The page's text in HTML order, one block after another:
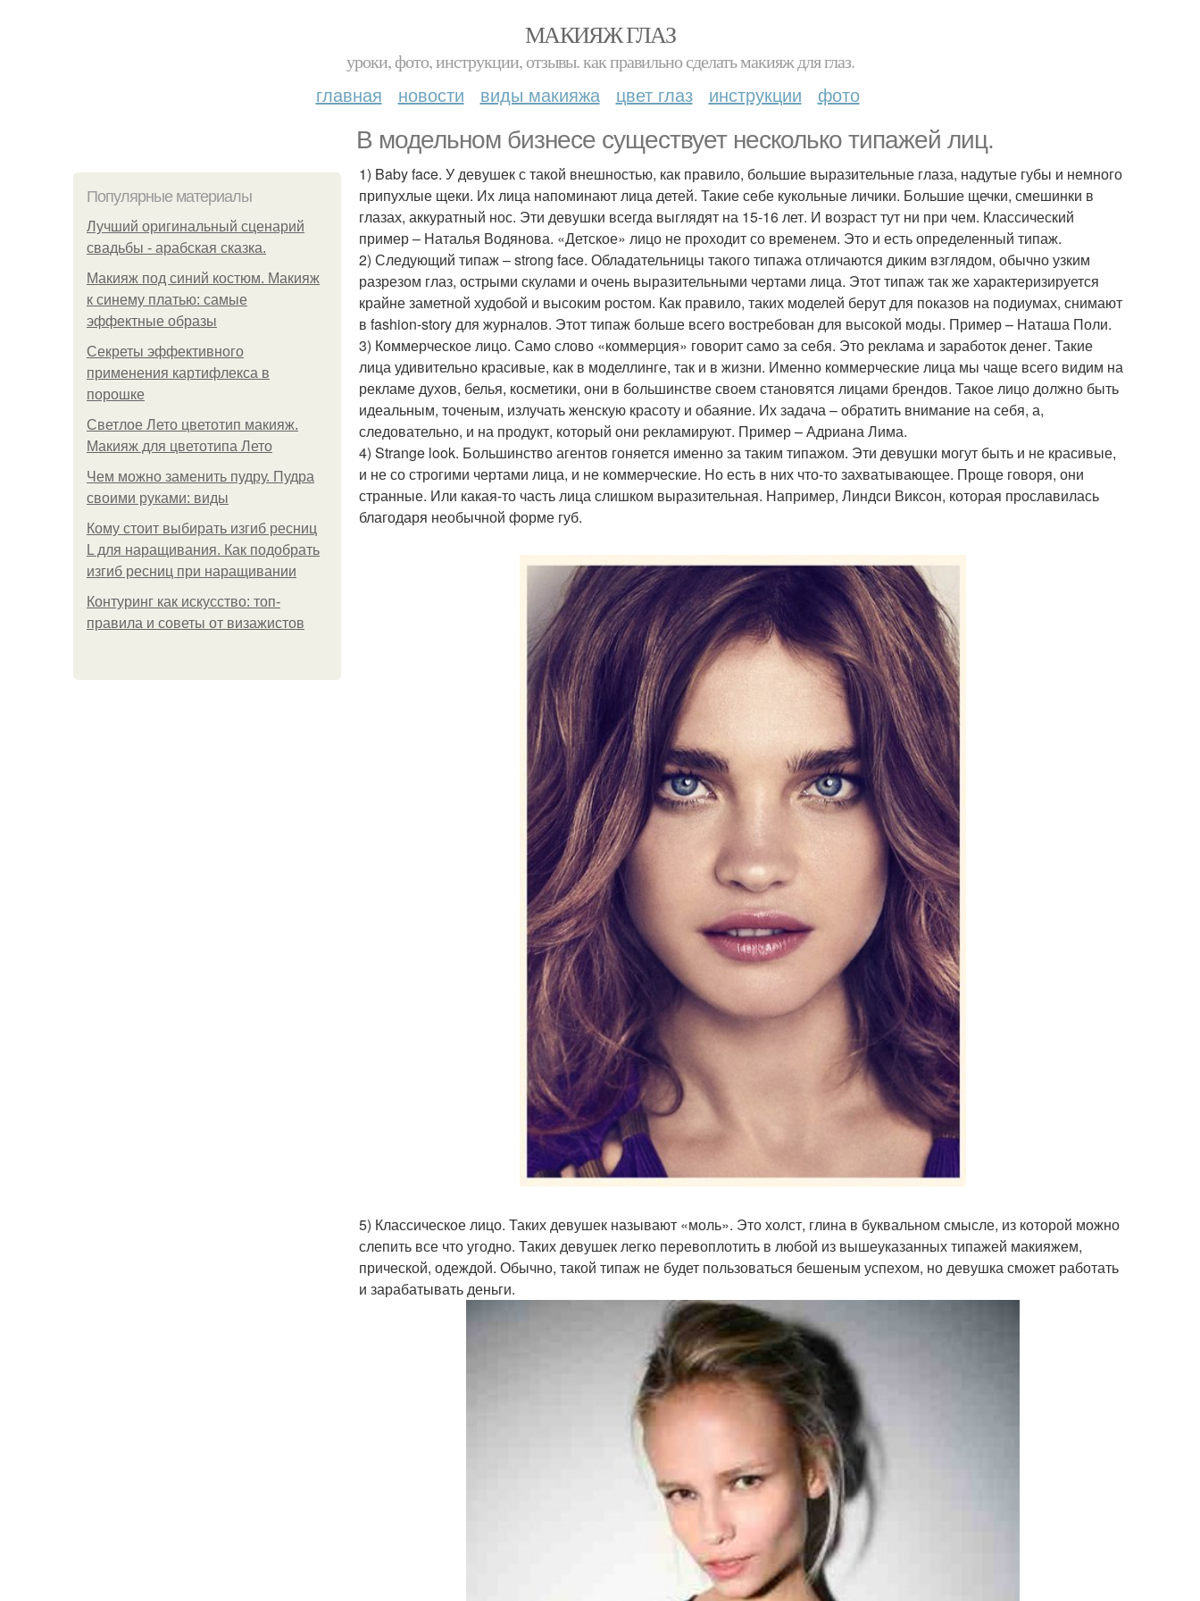
МАКИЯЖ ГЛАЗ
уроки, фото, инструкции, отзывы. как правильно сделать макияж для глаз.
главная новости виды макияжа цвет глаз инструкции фото
В модельном бизнесе существует несколько типажей лиц.
Популярные материалы
Лучший оригинальный сценарий
свадьбы - арабская сказка.
Макияж под синий костюм. Макияж
к синему платью: самые
эффектные образы
Секреты эффективного
применения картифлекса в
порошке
Светлое Лето цветотип макияж.
Макияж для цветотипа Лето
Чем можно заменить пудру. Пудра
своими руками: виды
Кому стоит выбирать изгиб ресниц
L для наращивания. Как подобрать
изгиб ресниц при наращивании
Контуринг как искусство: топ-
правила и советы от визажистов
1) Baby face. У девушек с такой внешностью, как правило, большие выразительные глаза, надутые губы и немного
припухлые щеки. Их лица напоминают лица детей. Такие себе кукольные личики. Большие щечки, смешинки в
глазах, аккуратный нос. Эти девушки всегда выглядят на 15-16 лет. И возраст тут ни при чем. Классический
пример – Наталья Водянова. «Детское» лицо не проходит со временем. Это и есть определенный типаж.
2) Следующий типаж – strong face. Обладательницы такого типажа отличаются диким взглядом, обычно узким
разрезом глаз, острыми скулами и очень выразительными чертами лица. Этот типаж так же характеризируется
крайне заметной худобой и высоким ростом. Как правило, таких моделей берут для показов на подиумах, снимают
в fashion-story для журналов. Этот типаж больше всего востребован для высокой моды. Пример – Наташа Поли.
3) Коммерческое лицо. Само слово «коммерция» говорит само за себя. Это реклама и заработок денег. Такие
лица удивительно красивые, как в моделлинге, так и в жизни. Именно коммерческие лица мы чаще всего видим на
рекламе духов, белья, косметики, они в большинстве своем становятся лицами брендов. Такое лицо должно быть
идеальным, точеным, излучать женскую красоту и обаяние. Их задача – обратить внимание на себя, а,
следовательно, и на продукт, который они рекламируют. Пример – Адриана Лима.
4) Strange look. Большинство агентов гоняется именно за таким типажом. Эти девушки могут быть и не красивые,
и не со строгими чертами лица, и не коммерческие. Но есть в них что-то захватывающее. Проще говоря, они
странные. Или какая-то часть лица слишком выразительная. Например, Линдси Виксон, которая прославилась
благодаря необычной форме губ.
5) Классическое лицо. Таких девушек называют «моль». Это холст, глина в буквальном смысле, из которой можно
слепить все что угодно. Таких девушек легко перевоплотить в любой из вышеуказанных типажей макияжем,
прической, одеждой. Обычно, такой типаж не будет пользоваться бешеным успехом, но девушка сможет работать
и зарабатывать деньги.